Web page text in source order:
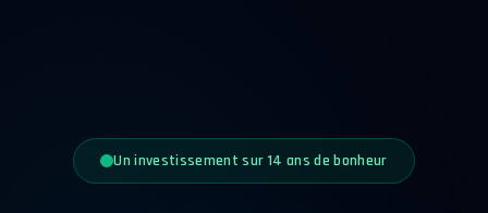
Un investissement sur 14 ans de bonheur